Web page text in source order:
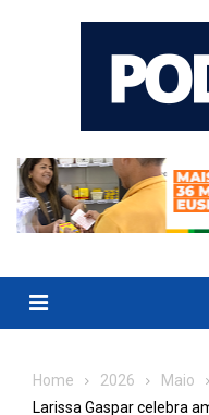
Menu
Home 2026 Maio
Larissa Gaspar celebra